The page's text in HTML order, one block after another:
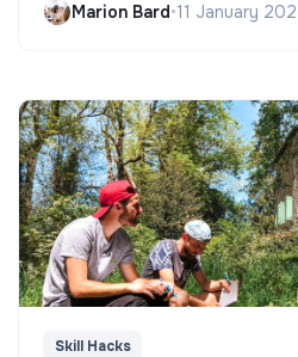
Marion Bard•11 January
Skill Hacks